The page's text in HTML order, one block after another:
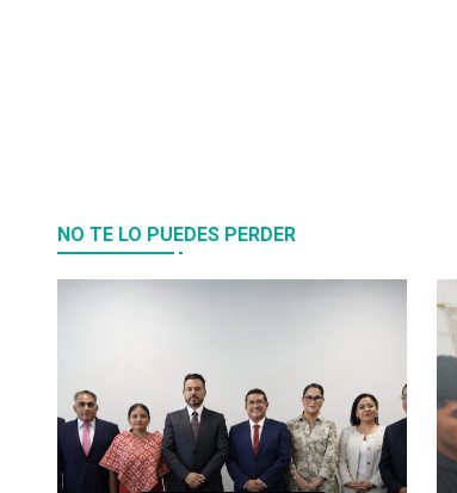
NO TE LO PUEDES PERDER